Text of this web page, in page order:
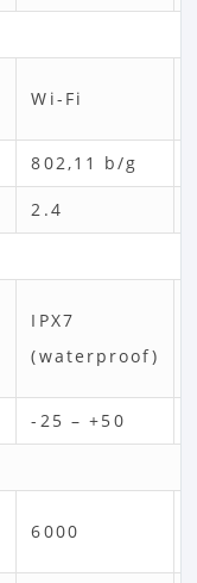
Wi-Fi
802,11 b/g
2.4
IPХ7
(waterproof)
-25 – +50
6000